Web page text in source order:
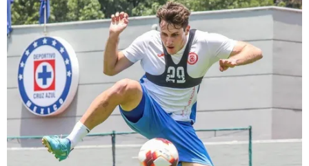
el sitio oficialhaz click aquí
Términos y Condiciones
Políticas de Privacidad
Política Editorial
Ad Choices
Vamos Azul, al igual que Futbol Sites, es una
compañía perteneciente a Better Collective. Todos
los derechos reservados.